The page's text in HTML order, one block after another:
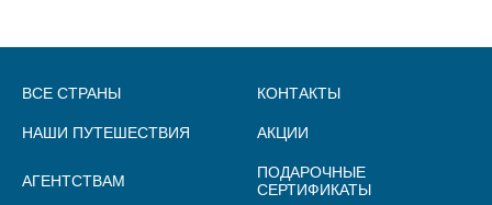
ВСЕ СТРАНЫ КОНТАКТЫ
НАШИ ПУТЕШЕСТВИЯ АКЦИИ
АГЕНТСТВАМ
ПОДАРОЧНЫЕ
СЕРТИФИКАТЫ